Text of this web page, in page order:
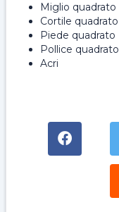
Miglio quadrato
Cortile quadrato
Piede quadrato
Pollice quadrato
Acri